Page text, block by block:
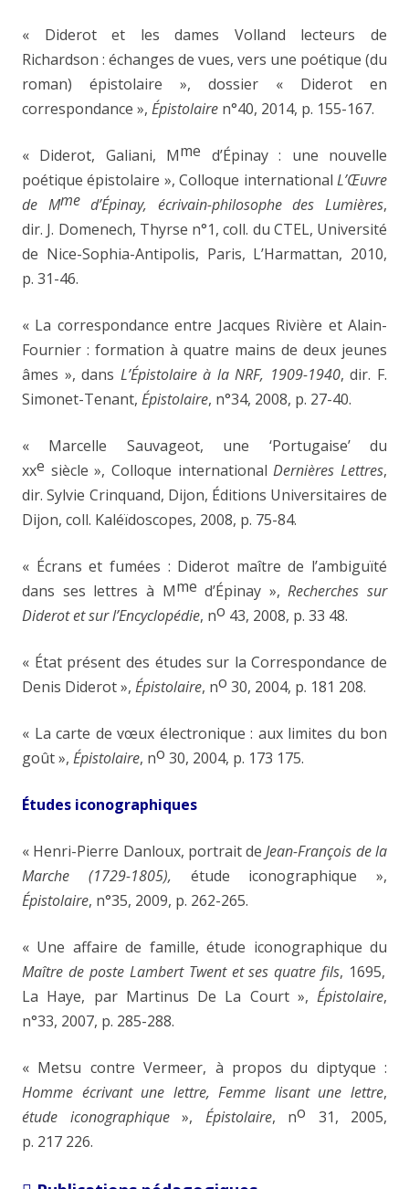
« Diderot et les dames Volland lecteurs de
Richardson : échanges de vues, vers une poétique (du
roman) épistolaire », dossier « Diderot en
correspondance », Épistolaire n°40, 2014, p. 155-167.
« Diderot, Galiani, Mme d’Épinay : une nouvelle
poétique épistolaire », Colloque international L’Œuvre
de Mmed’Épinay, écrivain-philosophe des Lumières,
dir. J. Domenech, Thyrse n°1, coll. du CTEL, Université
de Nice-Sophia-Antipolis, Paris, L’Harmattan, 2010,
p. 31-46.
« La correspondance entre Jacques Rivière et Alain-
Fournier : formation à quatre mains de deux jeunes
âmes », dans L’Épistolaire à la NRF, 1909-1940, dir. F.
Simonet-Tenant, Épistolaire, n°34, 2008, p. 27-40.
« Marcelle Sauvageot, une ‘Portugaise’ du
xxe siècle », Colloque internationalDernières Lettres,
dir. Sylvie Crinquand, Dijon, Éditions Universitaires de
Dijon, coll. Kaléïdoscopes, 2008, p. 75-84.
« Écrans et fumées : Diderot maître de l’ambiguïté
dans ses lettres à Mme d’Épinay »,Recherches sur
Diderot et sur l’Encyclopédie, no 43, 2008, p. 33 48.
« État présent des études sur la Correspondance de
Denis Diderot », Épistolaire, no 30, 2004, p. 181 208.
« La carte de vœux électronique : aux limites du bon
goût », Épistolaire, no 30, 2004, p. 173 175.
Études iconographiques
« Henri-Pierre Danloux, portrait deJean-François de la
Marche (1729-1805), étude iconographique »,
Épistolaire, n°35, 2009, p. 262-265.
« Une affaire de famille, étude iconographique du
Maître de poste Lambert Twent et ses quatre fils, 1695,
La Haye, par Martinus De La Court », Épistolaire,
n°33, 2007, p. 285-288.
« Metsu contre Vermeer, à propos du diptyque :
Homme écrivant une lettre, Femme lisant une lettre,
étude iconographique », Épistolaire, no 31, 2005,
p. 217 226.